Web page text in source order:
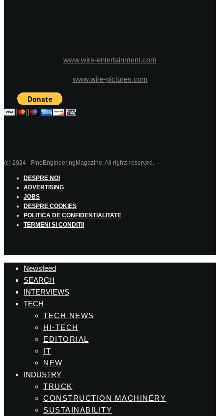
www.wire-entertainment.com
www.wire-pictures.com
(c) 2024 - FineEngineeringMagazine. All rights reserved.
DESPRE NOI
ADVERTISING
JOBS
DESPRE COOKIES
POLITICA DE CONFIDENTIALITATE
TERMENI SI CONDITII
Newsfeed
SEARCH
INTERVIEWS
TECH
TECH NEWS
HI-TECH
EDITORIAL
IT
NEW
INDUSTRY
TRUCK
CONSTRUCTION MACHINERY
SUSTAINABILITY